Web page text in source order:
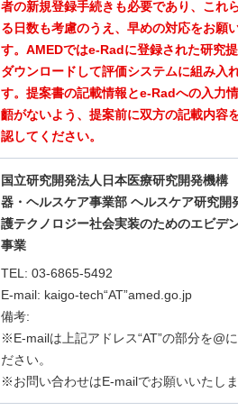
者の新規登録手続きも必要であり、これら
る日数も考慮のうえ、早めの対応をお願い
す。AMEDではe-Radに登録された研究提
ダウンロードして評価システムに組み入れ
す。提案書の記載情報とe-Radへの入力情
齬がないよう、提案前に双方の記載内容を
認してください。
国立研究開発法人日本医療研究開発機構
器・ヘルスケア事業部 ヘルスケア研究開発
護テクノロジー社会実装のためのエビデン
事業
TEL: 03-6865-5492
E-mail: kaigo-tech“AT”amed.go.jp
備考:
※E-mailは上記アドレス“AT”の部分を@に
ださい
※お問い合わせはE-mailでお願いいたしま